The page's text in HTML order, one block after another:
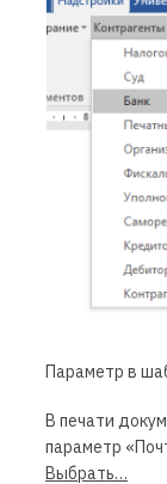
Параметр в
В печати
параметр
Выбрать…